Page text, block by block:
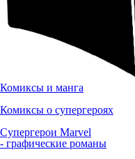
Комиксы и манга
Комиксы о супергероях
Супергерои Marvel
- графические романы